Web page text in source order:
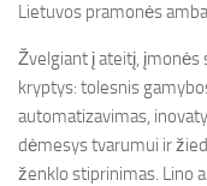
Lietuvos pramonės
Žvelgiant į ateitį, įmonės
kryptys: tolesnis
automatizavimas,
dėmesys tvarumui ir
ženklo stiprinimas. Lino